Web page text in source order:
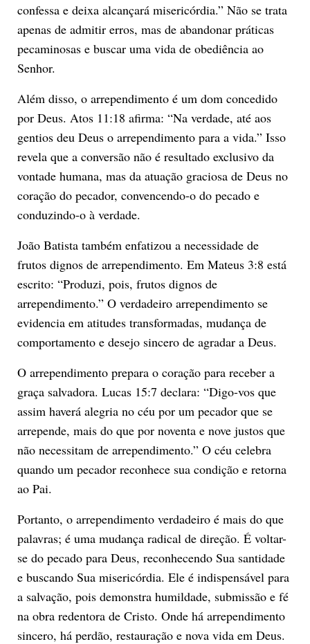
confessa e deixa alcançará misericórdia.” Não se trata
apenas de admitir erros, mas de abandonar práticas
pecaminosas e buscar uma vida de obediência ao
Senhor.
Além disso, o arrependimento é um dom concedido
por Deus. Atos 11:18 afirma: “Na verdade, até aos
gentios deu Deus o arrependimento para a vida.” Isso
revela que a conversão não é resultado exclusivo da
vontade humana, mas da atuação graciosa de Deus no
coração do pecador, convencendo-o do pecado e
conduzindo-o à verdade.
João Batista também enfatizou a necessidade de
frutos dignos de arrependimento. Em Mateus 3:8 está
escrito: “Produzi, pois, frutos dignos de
arrependimento.” O verdadeiro arrependimento se
evidencia em atitudes transformadas, mudança de
comportamento e desejo sincero de agradar a Deus.
O arrependimento prepara o coração para receber a
graça salvadora. Lucas 15:7 declara: “Digo-vos que
assim haverá alegria no céu por um pecador que se
arrepende, mais do que por noventa e nove justos que
não necessitam de arrependimento.” O céu celebra
quando um pecador reconhece sua condição e retorna
ao Pai.
Portanto, o arrependimento verdadeiro é mais do que
palavras; é uma mudança radical de direção. É voltar-
se do pecado para Deus, reconhecendo Sua santidade
e buscando Sua misericórdia. Ele é indispensável para
a salvação, pois demonstra humildade, submissão e fé
na obra redentora de Cristo. Onde há arrependimento
sincero, há perdão, restauração e nova vida em Deus.